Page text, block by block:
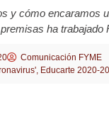
y cómo encaramos
ha
Comunicación FYME
, Educarte 2020-